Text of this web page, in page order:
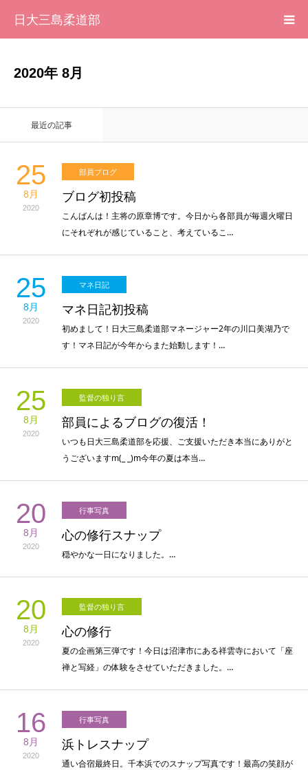
日大三島柔道部
2020年 8月
最近の記事
25
8月
2020
部員ブログ
ブログ初投稿
こんばんは！主将の原章博です。今日から各部員が毎週火曜日
にそれぞれが感じていること、考えているこ…
25
8月
2020
マネ日記
マネ日記初投稿
初めまして！日大三島柔道部マネージャー2年の川口美湖乃で
す！マネ日記が今年からまた始動します！…
25
8月
2020
監督の独り言
部員によるブログの復活！
いつも日大三島柔道部を応援、ご支援いただき本当にありがと
うございますm(_ _)m今年の夏は本当…
20
8月
2020
行事写真
心の修行スナップ
穏やかな一日になりました。…
20
8月
2020
監督の独り言
心の修行
夏の企画第三弾です！今日は沼津市にある祥雲寺において「座
禅と写経」の体験をさせていただきました。…
16
8月
2020
行事写真
浜トレスナップ
通い合宿最終日。千本浜でのスナップ写真です！最高の笑顔が
大会記録
写真集
応援メッセージ一覧